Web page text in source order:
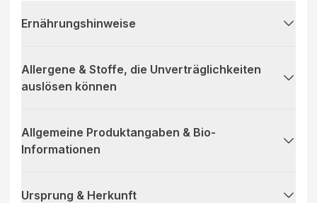
Ernährungshinweise
Allergene & Stoffe, die Unverträglichkeiten
auslösen können
Allgemeine Produktangaben & Bio-
Informationen
Ursprung & Herkunft